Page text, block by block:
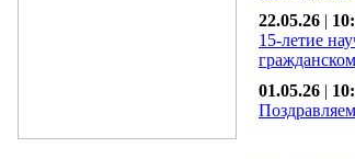
22.05.26 |
15-летие
01.05.26 |